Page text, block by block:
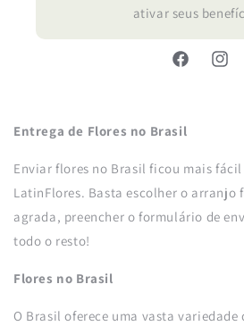
ativar seus
Facebook
Entrega de Flores no Brasil
Enviar flores no Brasil ficou mais fácil
LatinFlores. Basta escolher o arranjo
agrada, preencher o formulário de
todo o resto!
Flores no Brasil
O Brasil oferece uma vasta variedade